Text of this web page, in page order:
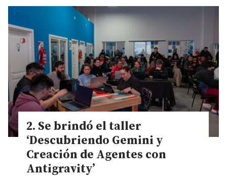
Se brindó el taller
‘Descubriendo Gemini y
Creación de Agentes con
Antigravity’